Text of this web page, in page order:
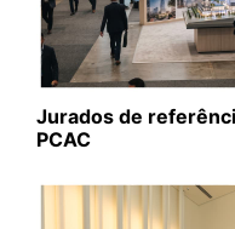
Jurados de
PCAC